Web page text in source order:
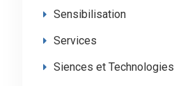
Sensibilisation
Services
Siences et Technologies